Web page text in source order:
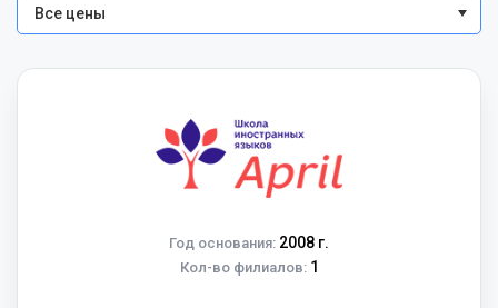
Все цены
Год основания: 2008 г.
Кол-во филиалов:1